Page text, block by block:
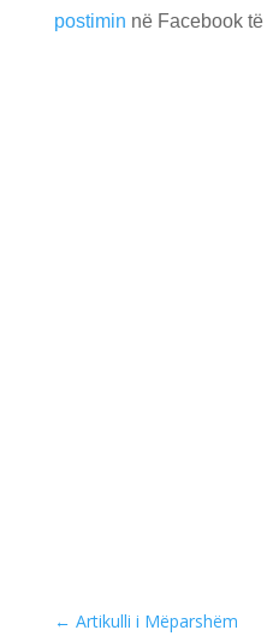
postimin në Facebook
← Artikulli i Mëparshëm